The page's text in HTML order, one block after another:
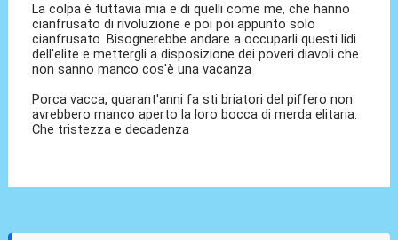
La colpa è tuttavia mia e di quelli come me, che hanno
cianfrusato di rivoluzione e poi poi appunto solo
cianfrusato. Bisognerebbe andare a occuparli questi lidi
dell'elite e mettergli a disposizione dei poveri diavoli che
non sanno manco cos'è una vacanza
Porca vacca, quarant'anni fa sti briatori del piffero non
avrebbero manco aperto la loro bocca di merda elitaria.
Che tristezza e decadenza